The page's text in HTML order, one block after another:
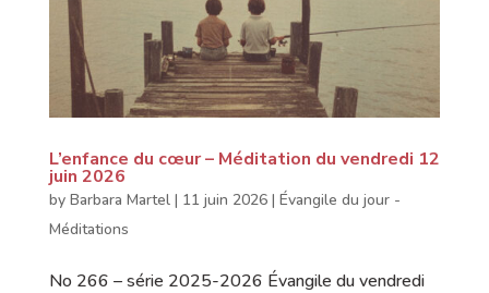
L’enfance du cœur – Méditation du vendredi 12
juin 2026
by Barbara Martel| 11 juin 2026| Évangile du jour -
Méditations
No 266 – série 2025-2026 Évangile du vendredi